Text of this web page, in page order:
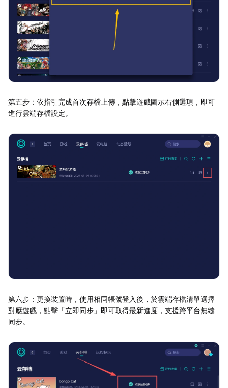
第五步：依指引完成首次存檔上傳，點擊遊戲圖示右側選項，即可
進行雲端存檔設定。
第六步：更換裝置時，使用相同帳號登入後，於雲端存檔清單選擇
對應遊戲，點擊「立即同步」即可取得最新進度，支援跨平台無縫
同步。